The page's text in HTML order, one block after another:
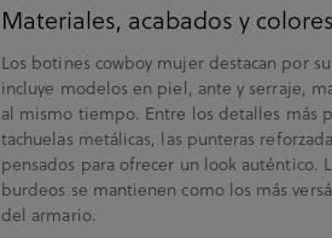
Materiales, acabados y
Los botines cowboy mujer destacan por
incluye modelos en piel, ante y serraje,
al mismo tiempo. Entre los detalles más
tachuelas metálicas, las punteras
pensados para ofrecer un look auténtico.
burdeos se mantienen como los más
del armario.